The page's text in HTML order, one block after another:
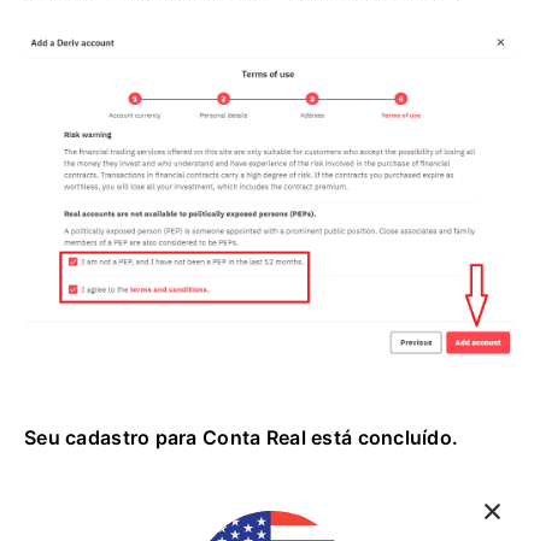
Seu cadastro para Conta Real está concluído.